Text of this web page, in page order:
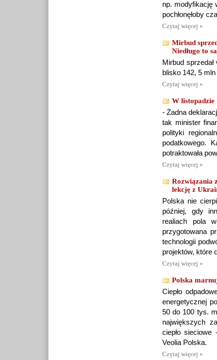
np. modyfikację
pochłonęłoby
Czytaj więcej »
Mirbud
Niedługo to
Mirbud
blisko 142, 5
Czytaj więcej »
W listopadzie
- Żadna
tak minister
polityki
podatkowego.
potraktowała
Czytaj więcej »
Rozwiązania
lekcję z
Polska nie
później, gdy
realiach pola
przygotowana
technologii
projektów, które
Czytaj więcej »
Polska
Ciepło
energetycznej
50 do 100 tys.
największych
ciepło
Veolia Polska.
Czytaj więcej »